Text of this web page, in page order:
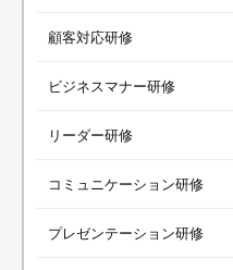
顧客対応研修
ビジネスマナー研修
リーダー研修
コミュニケーション研修
プレゼンテーション研修